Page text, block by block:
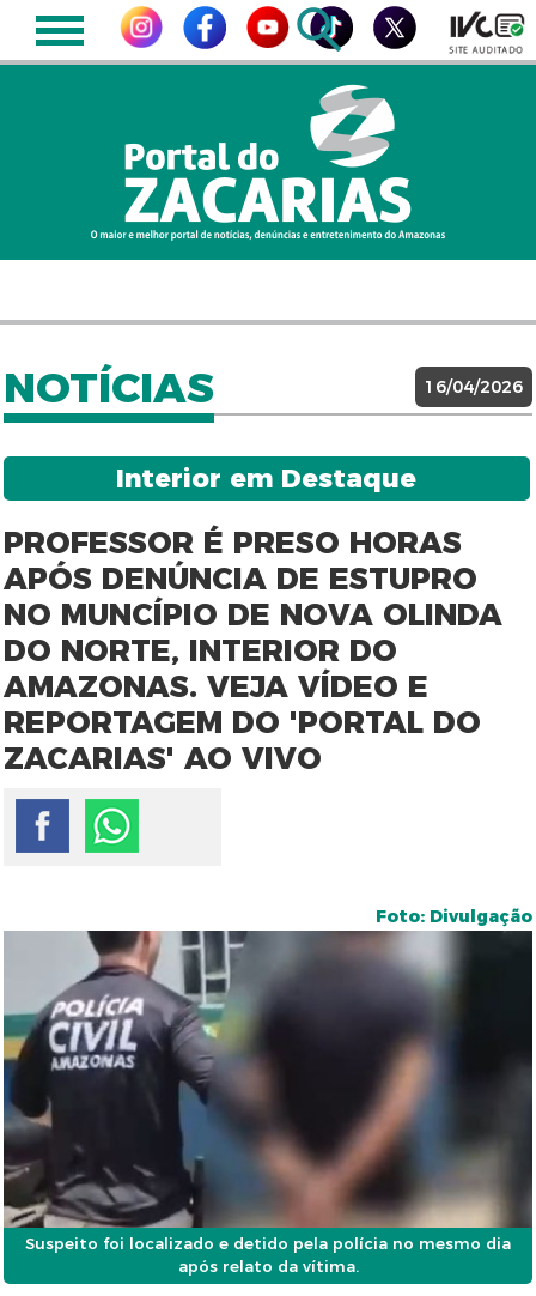
NOTÍCIAS 16/04/2026
Interior em Destaque
PROFESSOR É PRESO HORAS
APÓS DENÚNCIA DE ESTUPRO
NO MUNCÍPIO DE NOVA OLINDA
DO NORTE, INTERIOR DO
AMAZONAS. VEJA VÍDEO E
REPORTAGEM DO 'PORTAL DO
ZACARIAS' AO VIVO
Foto: Divulgação
Suspeito foi localizado e detido pela polícia no mesmo dia
após relato da vítima.